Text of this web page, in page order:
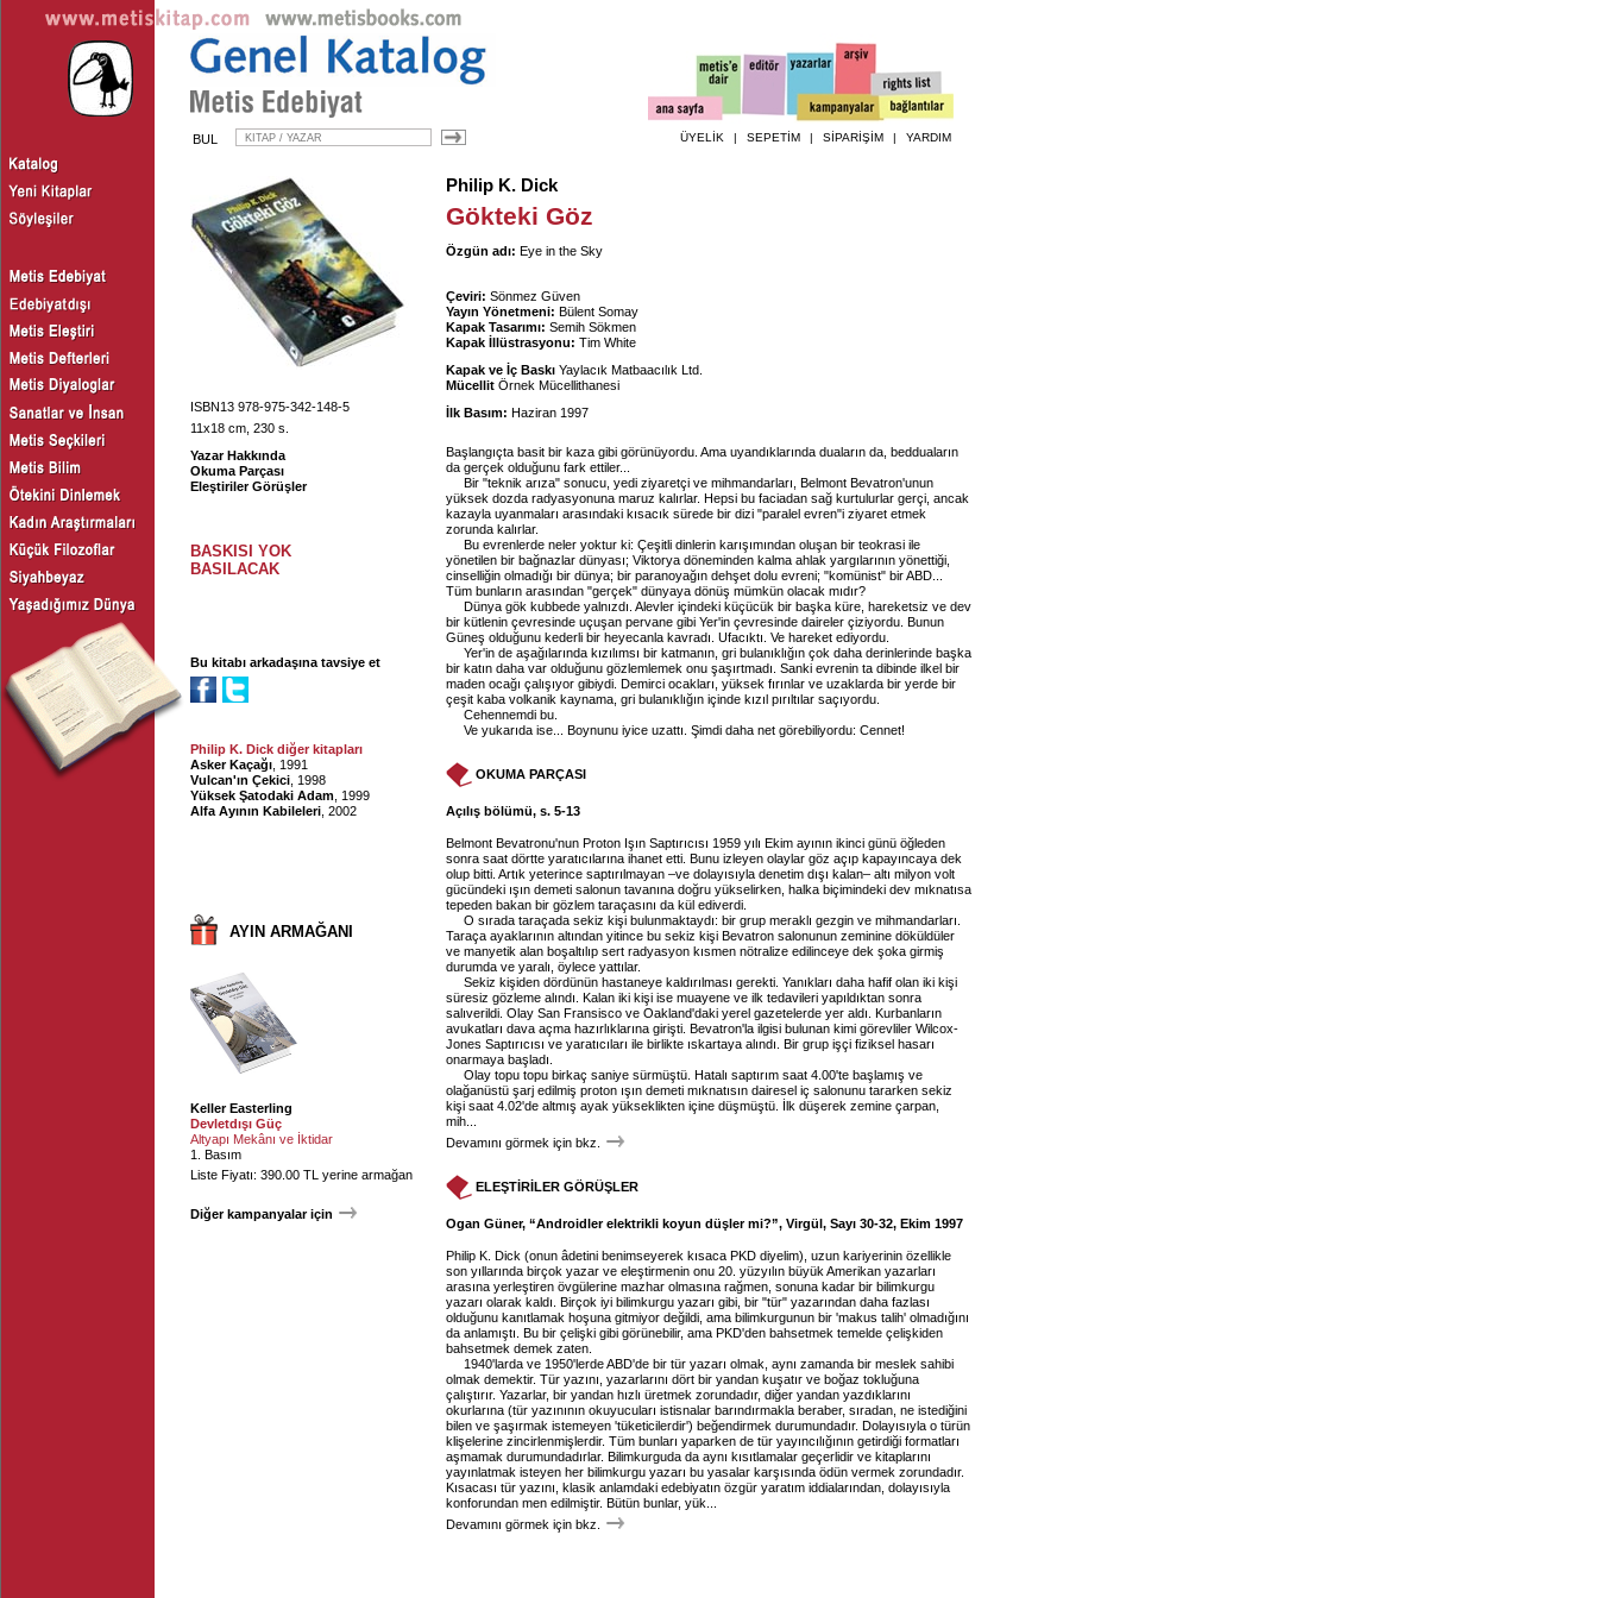
BUL ÜYELİK | SEPETİM | SİPARİŞİM | YARDIM
ISBN13 978-975-342-148-5
11x18 cm, 230 s.
Yazar Hakkında
Okuma Parçası
Eleştiriler Görüşler
BASKISI YOK
BASILACAK
Bu kitabı arkadaşına tavsiye et
Philip K. Dick diğer kitapları
Asker Kaçağı , 1991
Vulcan'ın Çekici , 1998
Yüksek Şatodaki Adam , 1999
Alfa Ayının Kabileleri , 2002
AYIN ARMAĞANI
Keller Easterling
Devletdışı Güç
Altyapı Mekânı ve İktidar
1. Basım
Liste Fiyatı: 390.00 TL yerine armağan
Diğer kampanyalar için
Philip K. Dick
Gökteki Göz
Özgün adı: Eye in the Sky
Çeviri: Sönmez Güven
Yayın Yönetmeni: Bülent Somay
Kapak Tasarımı: Semih Sökmen
Kapak İllüstrasyonu: Tim White
Kapak ve İç Baskı Yaylacık Matbaacılık Ltd.
Mücellit Örnek Mücellithanesi
İlk Basım: Haziran 1997
Başlangıçta basit bir kaza gibi görünüyordu. Ama uyandıklarında duaların da, bedduaların
da gerçek olduğunu fark ettiler...
Bir "teknik arıza" sonucu, yedi ziyaretçi ve mihmandarları, Belmont Bevatron'unun
yüksek dozda radyasyonuna maruz kalırlar. Hepsi bu faciadan sağ kurtulurlar gerçi, ancak
kazayla uyanmaları arasındaki kısacık sürede bir dizi "paralel evren"i ziyaret etmek
zorunda kalırlar.
Bu evrenlerde neler yoktur ki: Çeşitli dinlerin karışımından oluşan bir teokrasi ile
yönetilen bir bağnazlar dünyası; Viktorya döneminden kalma ahlak yargılarının yönettiği,
cinselliğin olmadığı bir dünya; bir paranoyağın dehşet dolu evreni; "komünist" bir ABD...
Tüm bunların arasından "gerçek" dünyaya dönüş mümkün olacak mıdır?
Dünya gök kubbede yalnızdı. Alevler içindeki küçücük bir başka küre, hareketsiz ve dev
bir kütlenin çevresinde uçuşan pervane gibi Yer'in çevresinde daireler çiziyordu. Bunun
Güneş olduğunu kederli bir heyecanla kavradı. Ufacıktı. Ve hareket ediyordu.
Yer'in de aşağılarında kızılımsı bir katmanın, gri bulanıklığın çok daha derinlerinde başka
bir katın daha var olduğunu gözlemlemek onu şaşırtmadı. Sanki evrenin ta dibinde ilkel bir
maden ocağı çalışıyor gibiydi. Demirci ocakları, yüksek fırınlar ve uzaklarda bir yerde bir
çeşit kaba volkanik kaynama, gri bulanıklığın içinde kızıl pırıltılar saçıyordu.
Cehennemdi bu.
Ve yukarıda ise... Boynunu iyice uzattı. Şimdi daha net görebiliyordu: Cennet!
OKUMA PARÇASI
Açılış bölümü, s. 5-13
Belmont Bevatronu'nun Proton Işın Saptırıcısı 1959 yılı Ekim ayının ikinci günü öğleden
sonra saat dörtte yaratıcılarına ihanet etti. Bunu izleyen olaylar göz açıp kapayıncaya dek
olup bitti. Artık yeterince saptırılmayan –ve dolayısıyla denetim dışı kalan– altı milyon volt
gücündeki ışın demeti salonun tavanına doğru yükselirken, halka biçimindeki dev mıknatısa
tepeden bakan bir gözlem taraçasını da kül ediverdi.
O sırada taraçada sekiz kişi bulunmaktaydı: bir grup meraklı gezgin ve mihmandarları.
Taraça ayaklarının altından yitince bu sekiz kişi Bevatron salonunun zeminine döküldüler
ve manyetik alan boşaltılıp sert radyasyon kısmen nötralize edilinceye dek şoka girmiş
durumda ve yaralı, öylece yattılar.
Sekiz kişiden dördünün hastaneye kaldırılması gerekti. Yanıkları daha hafif olan iki kişi
süresiz gözleme alındı. Kalan iki kişi ise muayene ve ilk tedavileri yapıldıktan sonra
salıverildi. Olay San Fransisco ve Oakland'daki yerel gazetelerde yer aldı. Kurbanların
avukatları dava açma hazırlıklarına girişti. Bevatron'la ilgisi bulunan kimi görevliler Wilcox-
Jones Saptırıcısı ve yaratıcıları ile birlikte ıskartaya alındı. Bir grup işçi fiziksel hasarı
onarmaya başladı.
Olay topu topu birkaç saniye sürmüştü. Hatalı saptırım saat 4.00'te başlamış ve
olağanüstü şarj edilmiş proton ışın demeti mıknatısın dairesel iç salonunu tararken sekiz
kişi saat 4.02'de altmış ayak yükseklikten içine düşmüştü. İlk düşerek zemine çarpan,
mih...
Devamını görmek için bkz.
ELEŞTİRİLER GÖRÜŞLER
Ogan Güner, “Androidler elektrikli koyun düşler mi?”, Virgül, Sayı 30-32, Ekim 1997
Philip K. Dick (onun âdetini benimseyerek kısaca PKD diyelim), uzun kariyerinin özellikle
son yıllarında birçok yazar ve eleştirmenin onu 20. yüzyılın büyük Amerikan yazarları
arasına yerleştiren övgülerine mazhar olmasına rağmen, sonuna kadar bir bilimkurgu
yazarı olarak kaldı. Birçok iyi bilimkurgu yazarı gibi, bir "tür" yazarından daha fazlası
olduğunu kanıtlamak hoşuna gitmiyor değildi, ama bilimkurgunun bir 'makus talih' olmadığını
da anlamıştı. Bu bir çelişki gibi görünebilir, ama PKD'den bahsetmek temelde çelişkiden
bahsetmek demek zaten.
1940'larda ve 1950'lerde ABD'de bir tür yazarı olmak, aynı zamanda bir meslek sahibi
olmak demektir. Tür yazını, yazarlarını dört bir yandan kuşatır ve boğaz tokluğuna
çalıştırır. Yazarlar, bir yandan hızlı üretmek zorundadır, diğer yandan yazdıklarını
okurlarına (tür yazınının okuyucuları istisnalar barındırmakla beraber, sıradan, ne istediğini
bilen ve şaşırmak istemeyen 'tüketicilerdir') beğendirmek durumundadır. Dolayısıyla o türün
klişelerine zincirlenmişlerdir. Tüm bunları yaparken de tür yayıncılığının getirdiği formatları
aşmamak durumundadırlar. Bilimkurguda da aynı kısıtlamalar geçerlidir ve kitaplarını
yayınlatmak isteyen her bilimkurgu yazarı bu yasalar karşısında ödün vermek zorundadır.
Kısacası tür yazını, klasik anlamdaki edebiyatın özgür yaratım iddialarından, dolayısıyla
konforundan men edilmiştir. Bütün bunlar, yük...
Devamını görmek için bkz.